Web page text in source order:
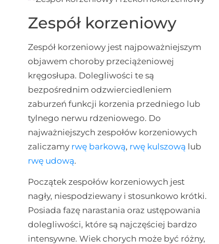
Zespół korzeniowy
Zespół korzeniowy jest najpoważniejszym
objawem choroby przeciążeniowej
kręgosłupa. Dolegliwości te są
bezpośrednim odzwierciedleniem
zaburzeń funkcji korzenia przedniego lub
tylnego nerwu rdzeniowego. Do
najważniejszych zespołów korzeniowych
zaliczamy rwę barkową, rwę kulszową lub
rwę udową.
Początek zespołów korzeniowych jest
nagły, niespodziewany i stosunkowo krótki.
Posiada fazę narastania oraz ustępowania
dolegliwości, które są najczęściej bardzo
intensywne. Wiek chorych może być różny,